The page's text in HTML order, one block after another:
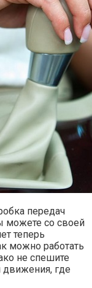
передач
можете со своей
теперь
можно работать
не спешите
движения, где